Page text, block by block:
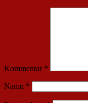
Kommentar *
Namn *